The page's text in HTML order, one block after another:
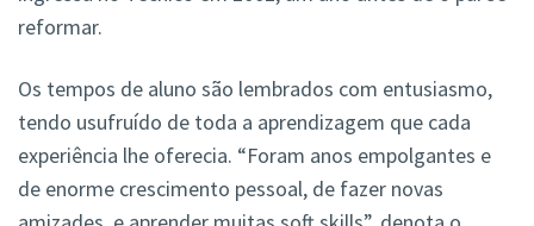
reformar.
Os tempos de aluno são lembrados com entusiasmo,
tendo usufruído de toda a aprendizagem que cada
experiência lhe oferecia. “Foram anos empolgantes e
de enorme crescimento pessoal, de fazer novas